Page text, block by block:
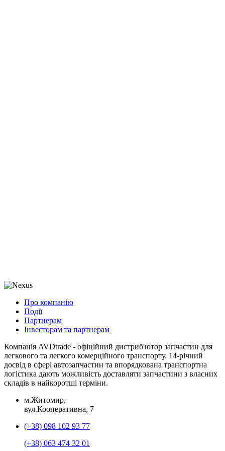
Про компанію
Події
Партнерам
Інвесторам та партнерам
Компанія AVDtrade - офіційний дистриб'ютор запчастин для
легкового та легкого комерційного транспорту. 14-річний
досвід в сфері автозапчастин та впорядкована транспортна
логістика дають можливість доставляти запчастини з власних
складів в найкоротші терміни.
м.Житомир,
вул.Кооперативна, 7
(+38) 098 102 93 77
(+38) 063 474 32 01